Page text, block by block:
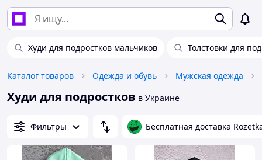
Худи для подростков мальчиков Толстовки для
Каталог товаров Одежда и обувь Мужская одежда
Худи для подростков в Украине
Фильтры Бесплатная доставка